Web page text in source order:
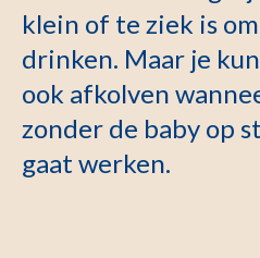
klein of te ziek is
drinken. Maar je
ook afkolven
zonder de baby op
gaat werken.